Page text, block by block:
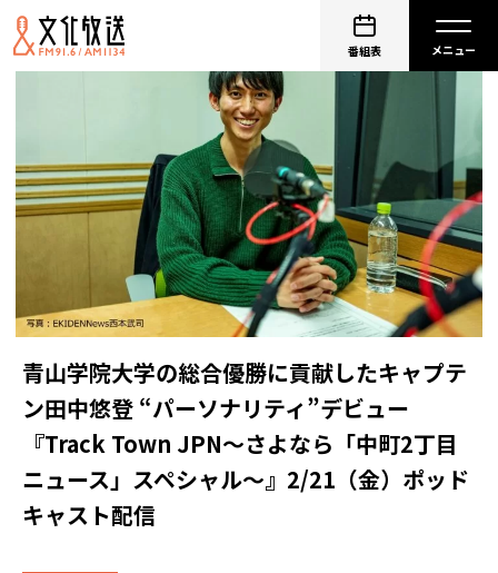
番組表
青山学院大学の総合優勝に貢献したキャプテ
ン田中悠登 “パーソナリティ”デビュー
『Track Town JPN～さよなら「中町2丁目
ニュース」スペシャル～』2/21（金）ポッド
キャスト配信